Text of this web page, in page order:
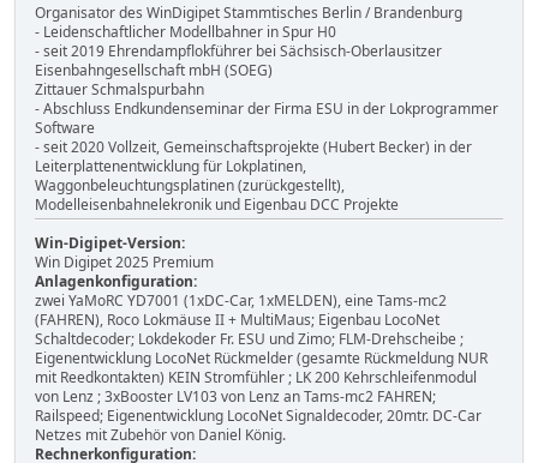
Organisator des WinDigipet Stammtisches Berlin / Brandenburg
- Leidenschaftlicher Modellbahner in Spur H0
- seit 2019 Ehrendampflokführer bei Sächsisch-Oberlausitzer
Eisenbahngesellschaft mbH (SOEG)
Zittauer Schmalspurbahn
- Abschluss Endkundenseminar der Firma ESU in der Lokprogrammer
Software
- seit 2020 Vollzeit, Gemeinschaftsprojekte (Hubert Becker) in der
Leiterplattenentwicklung für Lokplatinen,
Waggonbeleuchtungsplatinen (zurückgestellt),
Modelleisenbahnelekronik und Eigenbau DCC Projekte
Win-Digipet-Version:
Win Digipet 2025 Premium
Anlagenkonfiguration:
zwei YaMoRC YD7001 (1xDC-Car, 1xMELDEN), eine Tams-mc2
(FAHREN), Roco Lokmäuse II + MultiMaus; Eigenbau LocoNet
Schaltdecoder; Lokdekoder Fr. ESU und Zimo; FLM-Drehscheibe ;
Eigenentwicklung LocoNet Rückmelder (gesamte Rückmeldung NUR
mit Reedkontakten) KEIN Stromfühler ; LK 200 Kehrschleifenmodul
von Lenz ; 3xBooster LV103 von Lenz an Tams-mc2 FAHREN;
Railspeed; Eigenentwicklung LocoNet Signaldecoder, 20mtr. DC-Car
Netzes mit Zubehör von Daniel König.
Rechnerkonfiguration: